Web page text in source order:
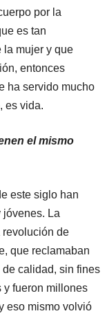
por la
es tan
la mujer y que
entonces
ha servido mucho
es vida.
el mismo
este siglo han
La
revolución de
que reclamaban
calidad, sin fines
y fueron millones
eso mismo volvió